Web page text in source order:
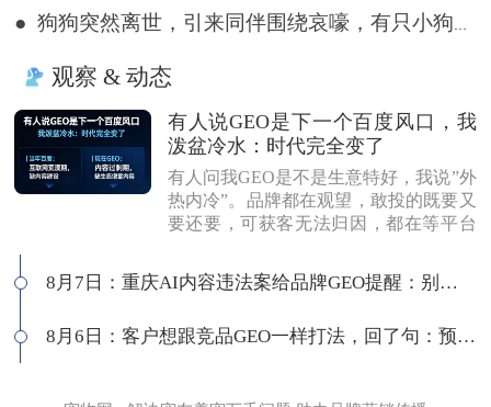
● 狗狗突然离世，引来同伴围绕哀嚎，有只小狗尿都没撒完就来了
观察 & 动态
有人说GEO是下一个百度风口，我
泼盆冷水：时代完全变了
有人问我GEO是不是生意特好，我说”外
热内冷”。品牌都在观望，敢投的既要又
要还要，可获客无法归因，都在等平台
的百度代理风口，我不认同：当年缺内
容，现在缺增量内容；当年用户好引
应商，拿A的问题问B，没点道行当场露
8月7日：重庆AI内容违法案给品牌GEO提醒：别把AI当挡箭牌
8月6日：客户想跟竞品GEO一样打法，回了句：预算够吗